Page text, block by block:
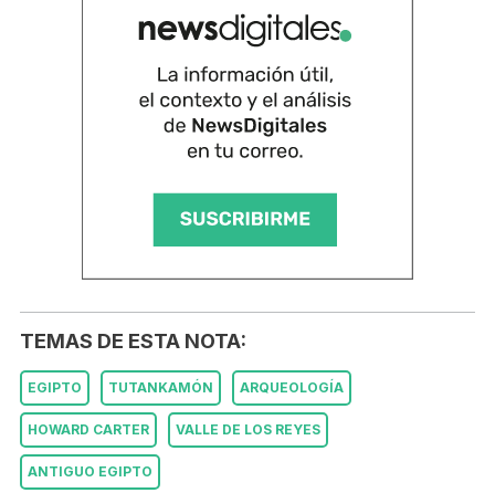
TEMAS DE ESTA NOTA:
EGIPTO TUTANKAMÓN ARQUEOLOGÍA
HOWARD CARTER VALLE DE LOS REYES
ANTIGUO EGIPTO